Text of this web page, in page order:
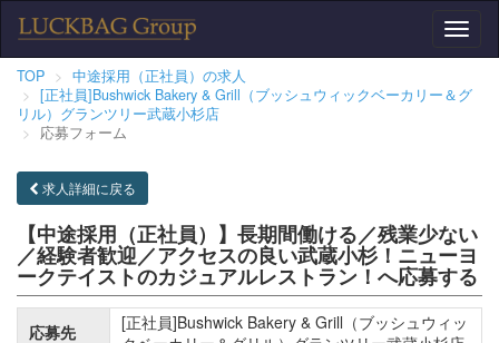
TOP
中途採用（正社員）の求人
[正社員]Bushwick Bakery & Grill（ブッシュウィックベーカリー＆グ
リル）グランツリー武蔵小杉店
応募フォーム
【中途採用（正社員）】長期間働ける／残業少ない
／経験者歓迎／アクセスの良い武蔵小杉！ニューヨ
ークテイストのカジュアルレストラン！へ応募する
求人詳細に戻る
応募先
[正社員]Bushwick Bakery & Grill（ブッシュウィッ